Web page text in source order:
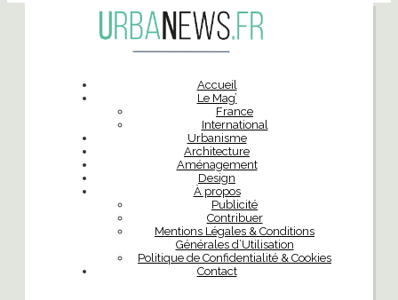
Accueil
Le Mag’
France
International
Urbanisme
Architecture
Aménagement
Design
À propos
Publicité
Contribuer
Mentions Légales & Conditions
Générales d’Utilisation
Politique de Confidentialité & Cookies
Contact